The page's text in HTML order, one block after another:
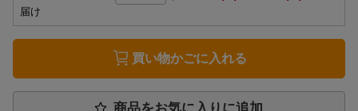
届け
買い物かごに入れる
商品をお気に入りに追加